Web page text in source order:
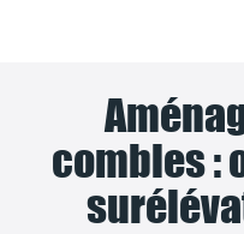
combles :